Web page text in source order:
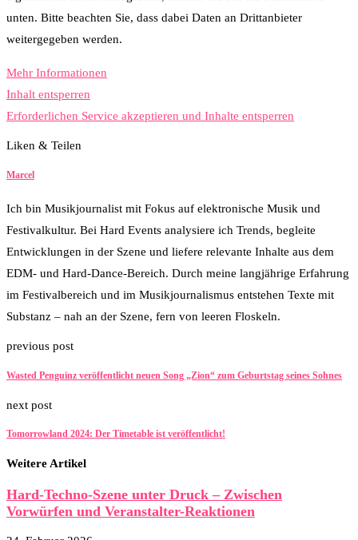
unten. Bitte beachten Sie, dass dabei Daten an Drittanbieter
weitergegeben werden.
Mehr Informationen
Inhalt entsperren
Erforderlichen Service akzeptieren und Inhalte entsperren
Liken & Teilen
Marcel
Ich bin Musikjournalist mit Fokus auf elektronische Musik und
Festivalkultur. Bei Hard Events analysiere ich Trends, begleite
Entwicklungen in der Szene und liefere relevante Inhalte aus dem
EDM- und Hard-Dance-Bereich. Durch meine langjährige Erfahrung
im Festivalbereich und im Musikjournalismus entstehen Texte mit
Substanz – nah an der Szene, fern von leeren Floskeln.
previous post
Wasted Penguinz veröffentlicht neuen Song „Zion“ zum Geburtstag seines Sohnes
next post
Tomorrowland 2024: Der Timetable ist veröffentlicht!
Weitere Artikel
Hard-Techno-Szene unter Druck – Zwischen
Vorwürfen und Veranstalter-Reaktionen